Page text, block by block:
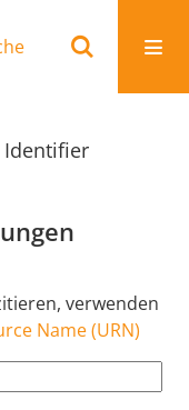
Identifier
verwenden
Name (URN)